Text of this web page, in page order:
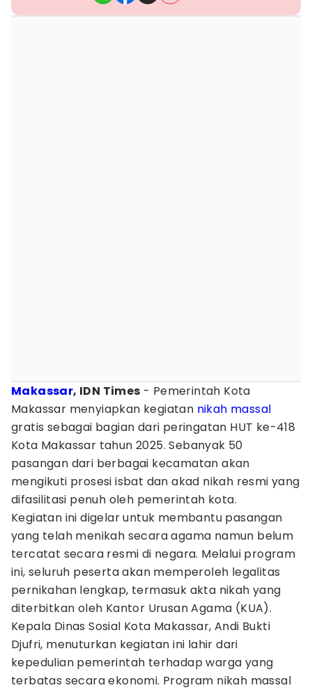
Makassar, IDN Times - Pemerintah Kota
Makassar menyiapkan kegiatan nikah massal
gratis sebagai bagian dari peringatan HUT ke-418
Kota Makassar tahun 2025. Sebanyak 50
pasangan dari berbagai kecamatan akan
mengikuti prosesi isbat dan akad nikah resmi yang
difasilitasi penuh oleh pemerintah kota.
Kegiatan ini digelar untuk membantu pasangan
yang telah menikah secara agama namun belum
tercatat secara resmi di negara. Melalui program
ini, seluruh peserta akan memperoleh legalitas
pernikahan lengkap, termasuk akta nikah yang
diterbitkan oleh Kantor Urusan Agama (KUA).
Kepala Dinas Sosial Kota Makassar, Andi Bukti
Djufri, menuturkan kegiatan ini lahir dari
kepedulian pemerintah terhadap warga yang
terbatas secara ekonomi. Program nikah massal